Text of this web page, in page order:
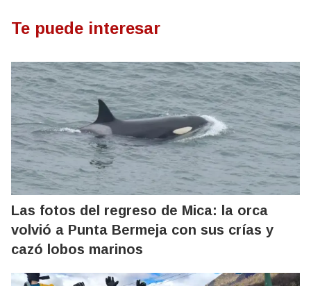
Te puede interesar
Las fotos del regreso de Mica: la orca
volvió a Punta Bermeja con sus crías y
cazó lobos marinos